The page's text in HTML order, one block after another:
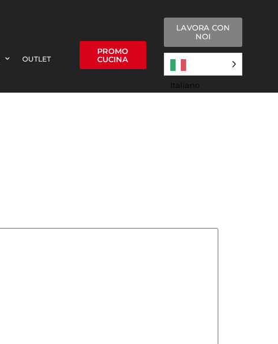
OUTLET
PROMO
CUCINA
LAVORA CON
NOI
Italiano